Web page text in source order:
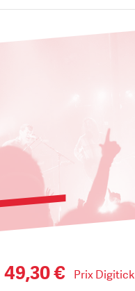
49,30 € Prix Digitick